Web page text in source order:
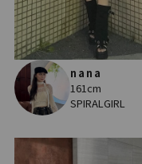
nana
161cm
SPIRALGIRL